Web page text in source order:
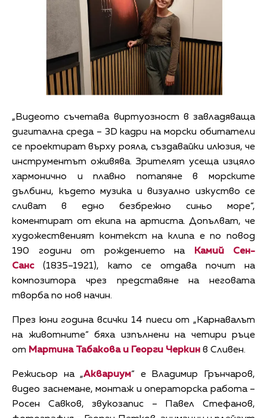
„Видеото съчетава виртуозност в завладяваща
дигитална среда – 3D кадри на морски обитатели
се проектират върху рояла, създавайки илюзия, че
инструментът оживява. Зрителят усеща изцяло
хармонично и плавно потапяне в морските
дълбини, където музика и визуално изкуство се
сливат в едно безбрежно синьо море“,
коментират от екипа на артиста. Допълват, че
художественият контекст на клипа е по повод
190 години от рождението на
Камий Сен-
Санс(1835–1921), като се отдава почит на
композитора чрез представяне на неговата
творба по нов начин.
През юни година всички 14 пиеси от „Карнавалът
на животните“ бяха изпълнени на четири ръце
от Мартина Табакова и Георги Черкин в Сливен.
Режисьор на „Аквариум“ е Владимир Грънчаров,
видео заснемане, монтаж и операторска работа –
Росен Савков, звукозапис – Павел Стефанов,